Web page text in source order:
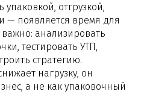
отгрузкой,
— появляется время для
важно: анализировать
тестировать УТП,
стратегию.
нагрузку, он
а не как упаковочный